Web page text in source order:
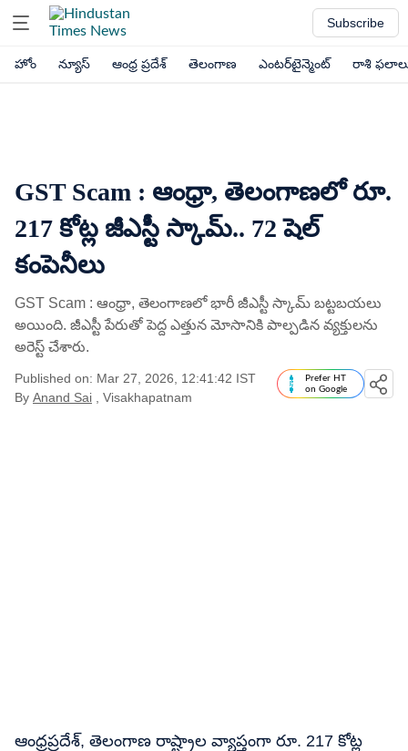
Subscribe
హోం న్యూస్ ఆంధ్ర ప్రదేశ్ తెలంగాణ ఎంటర్‌టైన్మెంట్ రాశి
GST Scam : ఆంధ్రా, తెలంగాణలో రూ.
217 కోట్ల జీఎస్టీ స్కామ్.. 72 షెల్
కంపెనీలు
GST Scam : ఆంధ్రా, తెలంగాణలో భారీ జీఎస్టీ స్కామ్ బట్టబయలు
అయింది. జీఎస్టీ పేరుతో పెద్ద ఎత్తున మోసానికి పాల్పడిన వ్యక్తులను
అరెస్ట్ చేశారు.
Published on: Mar 27, 2026, 12:41:42 IST
By Anand Sai , Visakhapatnam
Prefer HT
on Google
ఆంధ్రప్రదేశ్, తెలంగాణ రాష్ట్రాల వ్యాప్తంగా రూ. 217 కోట్ల